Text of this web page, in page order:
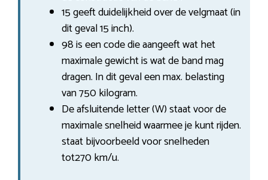
15 geeft duidelijkheid over de velgmaat (in
dit geval 15 inch).
98 is een code die aangeeft wat het
maximale gewicht is wat de band mag
dragen. In dit geval een max. belasting
van 750 kilogram.
De afsluitende letter (W) staat voor de
maximale snelheid waarmee je kunt rijden.
staat bijvoorbeeld voor snelheden
tot270 km/u.